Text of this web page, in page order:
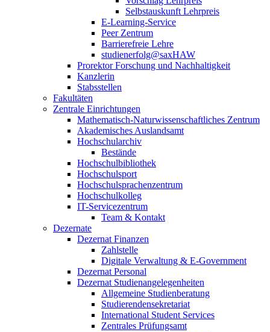
Selbstauskunft Lehrpreis
E-Learning-Service
Peer Zentrum
Barrierefreie Lehre
studienerfolg@saxHAW
Prorektor Forschung und Nachhaltigkeit
Kanzlerin
Stabsstellen
Fakultäten
Zentrale Einrichtungen
Mathematisch-Naturwissenschaftliches Zentrum
Akademisches Auslandsamt
Hochschularchiv
Bestände
Hochschulbibliothek
Hochschulsport
Hochschulsprachenzentrum
Hochschulkolleg
IT-Servicezentrum
Team & Kontakt
Dezernate
Dezernat Finanzen
Zahlstelle
Digitale Verwaltung & E-Government
Dezernat Personal
Dezernat Studienangelegenheiten
Allgemeine Studienberatung
Studierendensekretariat
International Student Services
Zentrales Prüfungsamt